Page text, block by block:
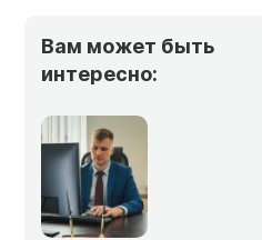
Вам может быть
интересно: